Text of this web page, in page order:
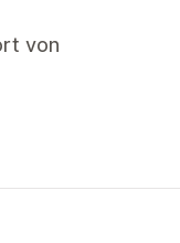
von